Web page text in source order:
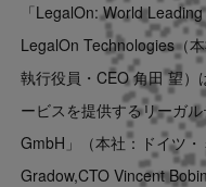
US website
「LegalOn: World
LegalOn Technologies（
執行役員・CEO 角田 望
ービスを提供するリーガ
GmbH」（本社：ドイツ
Gradow,CTO Vincent